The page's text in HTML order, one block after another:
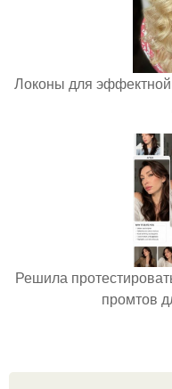
Локоны для
Решила
промтов